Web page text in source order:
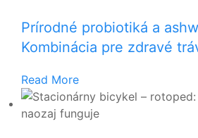
Prírodné probiotiká a
Kombinácia pre zdravé
Read More